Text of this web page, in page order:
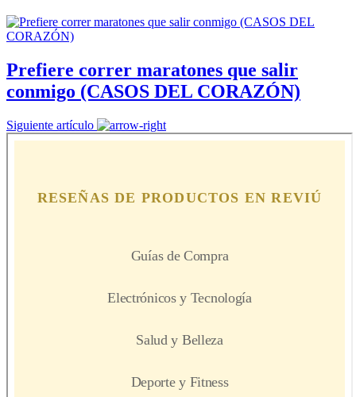
Prefiere correr maratones que salir
conmigo (CASOS DEL CORAZÓN)
Siguiente artículo